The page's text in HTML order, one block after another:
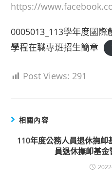
https://
0005013_113學年度國際
學程在職專班招生簡章
Post Views: 291
相關內容
110年度公務人員退休撫
員退休撫卹基